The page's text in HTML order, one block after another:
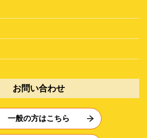
お問い合わせ
一般の方はこちら